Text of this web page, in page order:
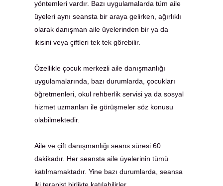
yöntemleri vardır. Bazı uygulamalarda tüm aile
üyeleri aynı seansta bir araya gelirken, ağırlıklı
olarak danışman aile üyelerinden bir ya da
ikisini veya çiftleri tek tek görebilir.
Özellikle çocuk merkezli aile danışmanlığı
uygulamalarında, bazı durumlarda, çocukları
öğretmenleri, okul rehberlik servisi ya da sosyal
hizmet uzmanları ile görüşmeler söz konusu
olabilmektedir.
Aile ve çift danışmanlığı seans süresi 60
dakikadır. Her seansta aile üyelerinin tümü
katılmamaktadır. Yine bazı durumlarda, seansa